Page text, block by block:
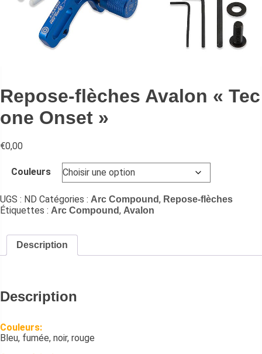
Repose-flèches Avalon « Tec
one Onset »
€0,00
Couleurs
UGS : ND Catégories : Arc Compound, Repose-flèches
Étiquettes : Arc Compound, Avalon
Description
Description
Couleurs:
Bleu, fumée, noir, rouge